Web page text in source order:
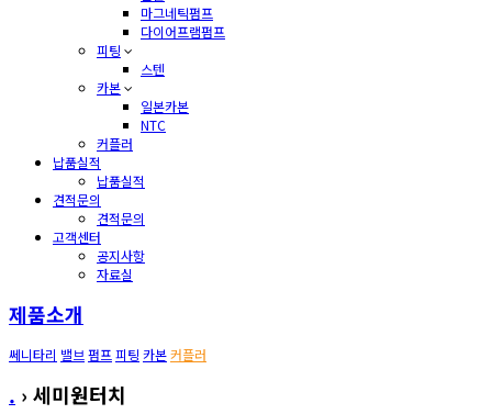
마그네틱펌프
다이어프램펌프
피팅
스텐
카본
일본카본
NTC
커플러
납품실적
납품실적
견적문의
견적문의
고객센터
공지사항
자료실
제품소개
쎄니타리 밸브 펌프 피팅 카본커플러
. › 세미원터치